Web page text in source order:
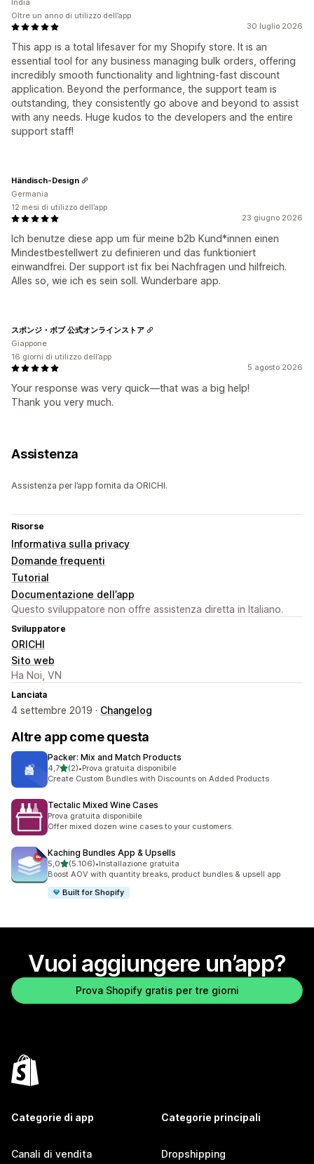
30 luglio 2026
This app is a total lifesaver for my Shopify store. It is an
essential tool for any business managing bulk orders, offering
incredibly smooth functionality and lightning-fast discount
application. Beyond the performance, the support team is
outstanding, they consistently go above and beyond to assist
with any needs. Huge kudos to the developers and the entire
support staff!
India
Oltre un anno di utilizzo dell’app
23 giugno 2026
Ich benutze diese app um für meine b2b Kund*innen einen
Mindestbestellwert zu definieren und das funktioniert
einwandfrei. Der support ist fix bei Nachfragen und hilfreich.
Alles so, wie ich es sein soll. Wunderbare app.
Händisch-Design
Germania
12 mesi di utilizzo dell’app
5 agosto 2026
Your response was very quick—that was a big help!
Thank you very much.
スポンジ・ボブ 公式オンラインストア
Giappone
16 giorni di utilizzo dell’app
Assistenza
Assistenza per l’app fornita da ORICHI.
Risorse
Informativa sulla privacy
Domande frequenti
Tutorial
Documentazione dell’app
Questo sviluppatore non offre assistenza diretta in Italiano.
Sviluppatore
ORICHI
Sito web
Ha Noi, VN
Lanciata
4 settembre 2019 · Changelog
Altre app come questa
Packer: Mix and Match Products
4,7stelle su 5
(2)
2 recensioni totali
•Prova gratuita disponibile
Create Custom Bundles with Discounts on Added Products
Tectalic Mixed Wine Cases
Prova gratuita disponibile
Offer mixed dozen wine cases to your customers.
Kaching Bundles App & Upsells
5,0stelle su 5
(5.106)
5106 recensioni totali
•Installazione gratuita
Boost AOV with quantity breaks, product bundles & upsell app
Built for Shopify
Vuoi aggiungere un’app?
Prova Shopify gratis per tre giorni
Categorie di app
Canali di vendita
Categorie principali
Dropshipping